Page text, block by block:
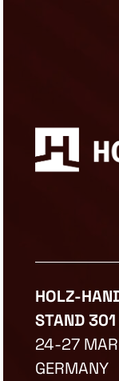
HOLZ-
STAND 301
24-27
GERMANY